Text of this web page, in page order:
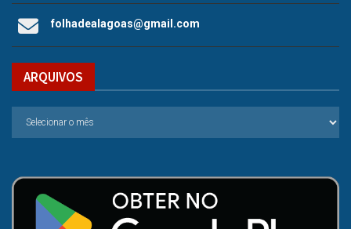
folhadealagoas@gmail.com
ARQUIVOS